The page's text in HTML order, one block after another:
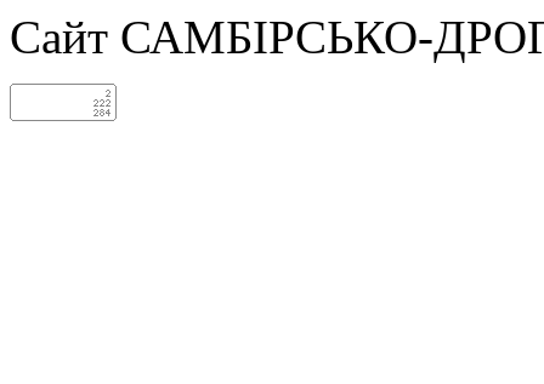
Сайт САМБІРСЬКО-